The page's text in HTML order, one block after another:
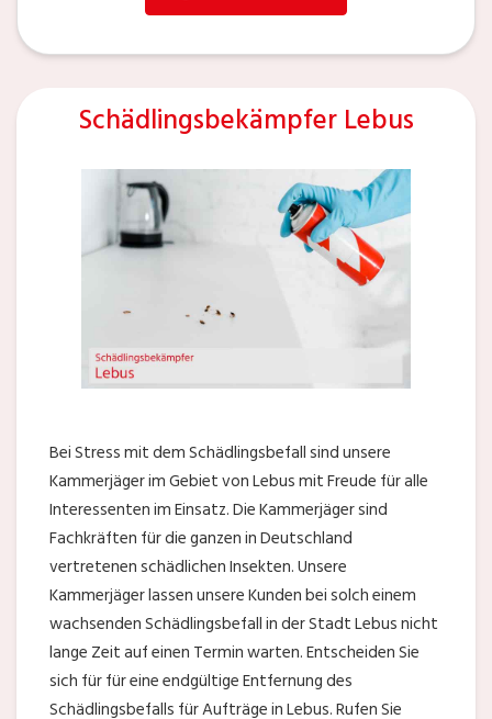
Schädlingsbekämpfer Lebus
Bei Stress mit dem Schädlingsbefall sind unsere
Kammerjäger im Gebiet von Lebus mit Freude für alle
Interessenten im Einsatz. Die Kammerjäger sind
Fachkräften für die ganzen in Deutschland
vertretenen schädlichen Insekten. Unsere
Kammerjäger lassen unsere Kunden bei solch einem
wachsenden Schädlingsbefall in der Stadt Lebus nicht
lange Zeit auf einen Termin warten. Entscheiden Sie
sich für für eine endgültige Entfernung des
Schädlingsbefalls für Aufträge in Lebus. Rufen Sie